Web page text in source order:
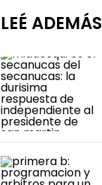
LEÉ ADEMÁS